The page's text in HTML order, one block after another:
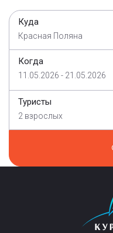
Куда
Красная Поляна
Когда
11.05.2026 - 21.05.2026
Туристы
2 взрослых